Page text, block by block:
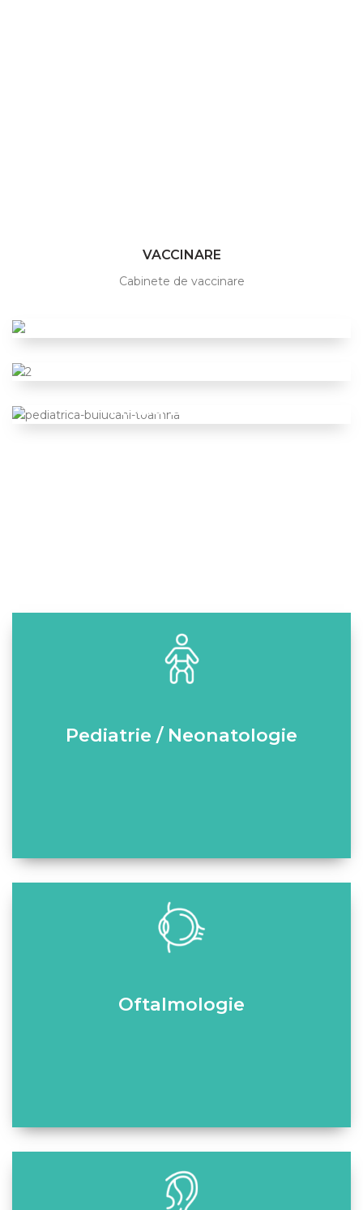
VACCINARE
Cabinete de vaccinare
Filiala Buiucani
Pediatrie / Neonatologie
Oftalmologie